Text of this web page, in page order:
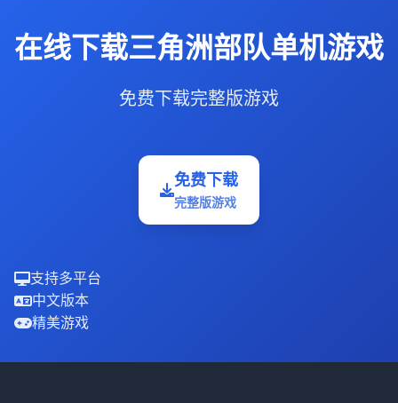
在线下载三角洲部队单机游戏
免费下载完整版游戏
免费下载
完整版游戏
支持多平台
中文版本
精美游戏